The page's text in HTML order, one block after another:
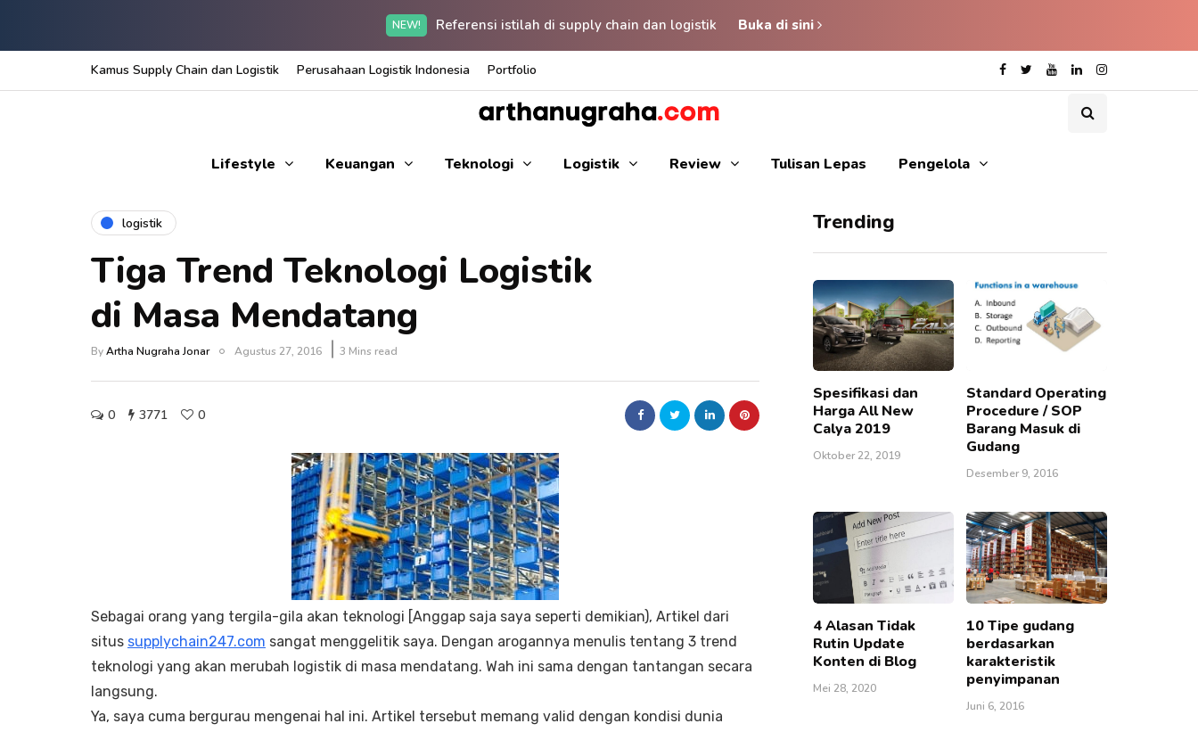
NEW! Referensi istilah di supply chain dan logistik Buka di sini
Kamus Supply Chain dan Logistik Perusahaan Logistik Indonesia Portfolio
Lifestyle Keuangan Teknologi Logistik Review Tulisan Lepas Pengelola
logistik
Tiga Trend Teknologi Logistik
di Masa Mendatang
ByArtha Nugraha Jonar Agustus 27, 2016 3 Mins read
0 3771 0
Sebagai orang yang tergila-gila akan teknologi [Anggap saja saya seperti demikian), Artikel dari
situs supplychain247.com sangat menggelitik saya. Dengan arogannya menulis tentang 3 trend
teknologi yang akan merubah logistik di masa mendatang. Wah ini sama dengan tantangan secara
langsung.
Ya, saya cuma bergurau mengenai hal ini. Artikel tersebut memang valid dengan kondisi dunia
Trending
Spesifikasi dan
Harga All New
Calya 2019
Oktober 22, 2019
Standard Operating
Procedure / SOP
Barang Masuk di
Gudang
Desember 9, 2016
4 Alasan Tidak
Rutin Update
Konten di Blog
Mei 28, 2020
10 Tipe gudang
berdasarkan
karakteristik
penyimpanan
Juni 6, 2016